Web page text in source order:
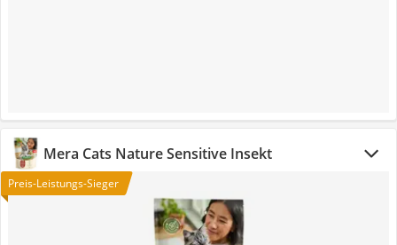
Mera Cats Nature Sensitive Insekt
Preis-Leistungs-Sieger